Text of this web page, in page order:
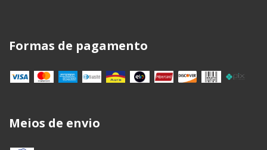
Formas de pagamento
Meios de envio